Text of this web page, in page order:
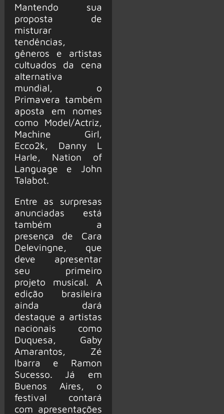
Mantendo sua
proposta de
misturar
tendências,
gêneros e artistas
cultuados da cena
alternativa
mundial, o
Primavera também
aposta em nomes
como Model/Actriz,
Machine Girl,
Ecco2k, Danny L
Harle, Nation of
Language e John
Talabot.
Entre as surpresas
anunciadas está
também a
presença de Cara
Delevingne, que
deve apresentar
seu primeiro
projeto musical. A
edição brasileira
ainda dará
destaque a artistas
nacionais como
Duquesa, Gaby
Amarantos, Zé
Ibarra e Ramon
Sucesso. Já em
Buenos Aires, o
festival contará
com apresentações